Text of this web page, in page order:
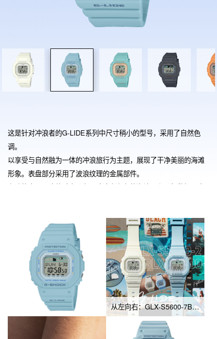
这是针对冲浪者的G-LIDE系列中尺寸稍小的型号，采用了自然色
调。
以享受与自然融为一体的冲浪旅行为主题，展现了干净美丽的海滩
形象。表盘部分采用了波浪纹理的金属部件。
在功能方面，这款手表配备了冲浪者必备的潮汐图和月相数据，支
将与冲浪场景密切相关的自然、清洁和环保形象，以G-SHOCK独
特的酷炫设计和颜色呈现出来。
从左向右：GLX-S5600-7B、GLX-S5600-2